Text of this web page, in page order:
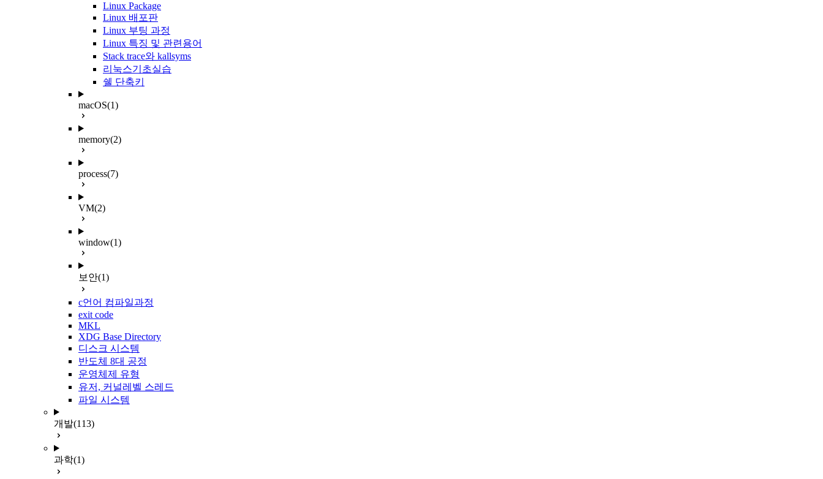
Linux Package
Linux 배포판
Linux 부팅 과정
Linux 특징 및 관련용어
Stack trace와 kallsyms
리눅스기초실습
쉘 단축키
macOS(1)
memory(2)
process(7)
VM(2)
window(1)
보안(1)
c언어 컴파일과정
exit code
MKL
XDG Base Directory
디스크 시스템
반도체 8대 공정
운영체제 유형
유저, 커널레벨 스레드
파일 시스템
개발(113)
과학(1)